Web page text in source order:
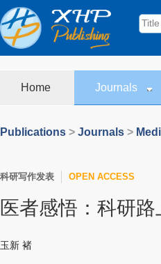
Home Journals
Publications > Journals >
科研写作发表 OPEN ACCESS
医者感悟：科研
玉新 褚